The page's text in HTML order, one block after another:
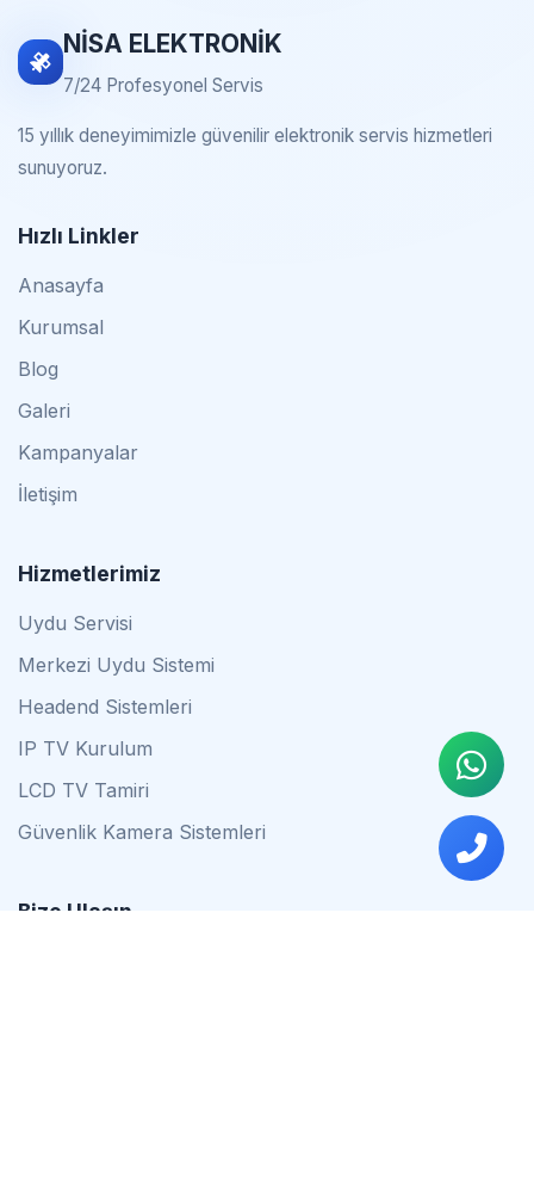
NİSA ELEKTRONİK
7/24 Profesyonel Servis
15 yıllık deneyimimizle güvenilir elektronik servis hizmetleri
sunuyoruz.
Hızlı Linkler
Anasayfa
Kurumsal
Blog
Galeri
Kampanyalar
İletişim
Hizmetlerimiz
Uydu Servisi
Merkezi Uydu Sistemi
Headend Sistemleri
IP TV Kurulum
LCD TV Tamiri
Güvenlik Kamera Sistemleri
Bize Ulaşın